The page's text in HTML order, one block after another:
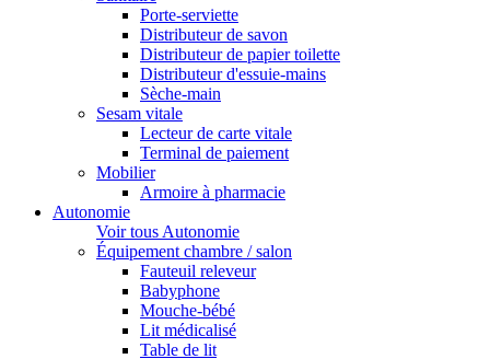
Porte-serviette
Distributeur de savon
Distributeur de papier toilette
Distributeur d'essuie-mains
Sèche-main
Sesam vitale
Lecteur de carte vitale
Terminal de paiement
Mobilier
Armoire à pharmacie
Autonomie
Voir tous Autonomie
Équipement chambre / salon
Fauteuil releveur
Babyphone
Mouche-bébé
Lit médicalisé
Table de lit